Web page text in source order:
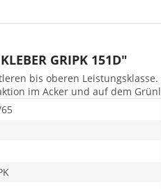
GRIPK 151D"
bis oberen
im Acker und auf dem